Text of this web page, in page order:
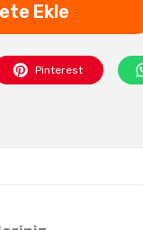
Ekle
Pinterest